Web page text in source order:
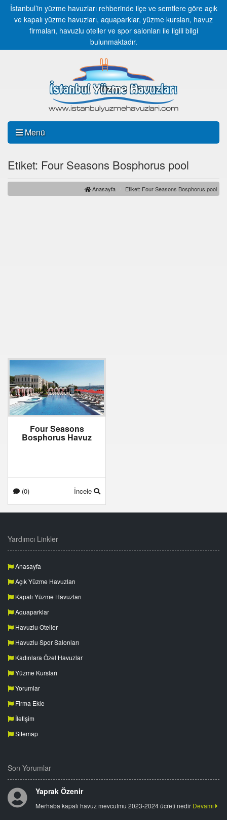
İstanbul’in yüzme havuzları rehberinde ilçe ve semtlere göre açık
ve kapalı yüzme havuzları, aquaparklar, yüzme kursları, havuz
firmaları, havuzlu oteller ve spor salonları ile ilgili bilgi
bulunmaktadır.
Menü
Etiket: Four Seasons Bosphorus pool
Anasayfa Etiket: Four Seasons Bosphorus pool
Four Seasons
Bosphorus Havuz
(0) İncele
Yardımcı Linkler
Anasayfa
Açık Yüzme Havuzları
Kapalı Yüzme Havuzları
Aquaparklar
Havuzlu Oteller
Havuzlu Spor Salonları
Kadınlara Özel Havuzlar
Yüzme Kursları
Yorumlar
Firma Ekle
İletişim
Sitemap
Son Yorumlar
Yaprak Özenir
Merhaba kapalı havuz mevcutmu 2023-2024 ücreti nedir Devamı